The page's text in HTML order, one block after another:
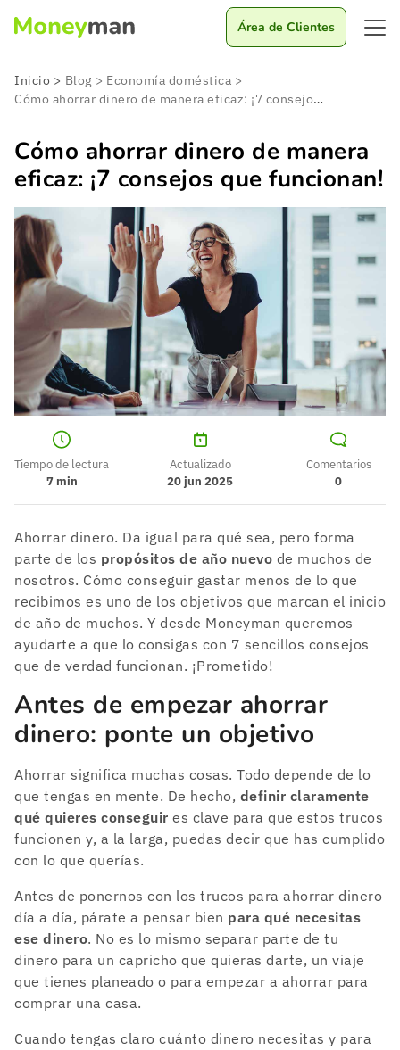
Área de Clientes
Inicio > Blog > Economía doméstica >
Cómo ahorrar dinero de manera eficaz: ¡7 consejos que funcionan!
Cómo ahorrar dinero de manera
eficaz: ¡7 consejos que funcionan!
Tiempo de lectura
7min
Actualizado
20 jun 2025
Comentarios
0
Ahorrar dinero. Da igual para qué sea, pero forma
parte de los propósitos de año nuevo de muchos de
nosotros. Cómo conseguir gastar menos de lo que
recibimos es uno de los objetivos que marcan el inicio
de año de muchos. Y desde Moneyman queremos
ayudarte a que lo consigas con 7 sencillos consejos
que de verdad funcionan. ¡Prometido!
Antes de empezar ahorrar
dinero: ponte un objetivo
Ahorrar significa muchas cosas. Todo depende de lo
que tengas en mente. De hecho, definir claramente
qué quieres conseguir es clave para que estos trucos
funcionen y, a la larga, puedas decir que has cumplido
con lo que querías.
Antes de ponernos con los trucos para ahorrar dinero
día a día, párate a pensar bien para qué necesitas
ese dinero. No es lo mismo separar parte de tu
dinero para un capricho que quieras darte, un viaje
que tienes planeado o para empezar a ahorrar para
comprar una casa.
Cuando tengas claro cuánto dinero necesitas y para